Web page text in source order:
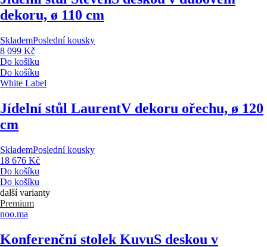
dekoru, ø 110 cm
SklademPoslední kousky
8 099 Kč
Do košíku
Do košíku
White Label
Jídelní stůl LaurentV dekoru ořechu, ø 120
cm
SklademPoslední kousky
18 676 Kč
Do košíku
Do košíku
další varianty
Premium
noo.ma
Konferenční stolek KuvuS deskou v